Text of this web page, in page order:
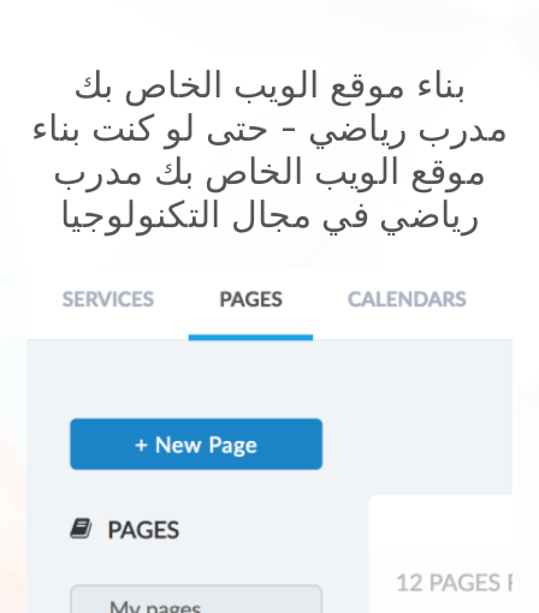
بناء موقع الويب الخاص بك
مدرب رياضي - حتى لو كنت بناء
موقع الويب الخاص بك مدرب
رياضي في مجال التكنولوجيا